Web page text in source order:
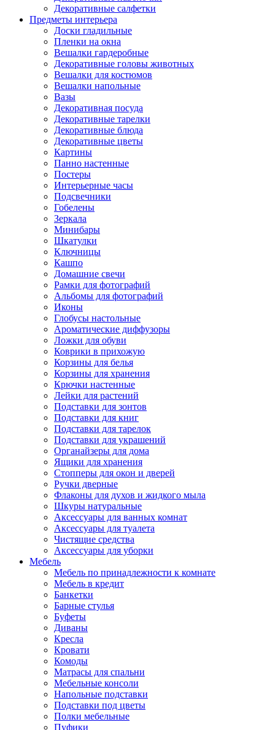
Декоративные салфетки
Предметы интерьера
Доски гладильные
Пленки на окна
Вешалки гардеробные
Декоративные головы животных
Вешалки для костюмов
Вешалки напольные
Вазы
Декоративная посуда
Декоративные тарелки
Декоративные блюда
Декоративные цветы
Картины
Панно настенные
Постеры
Интерьерные часы
Подсвечники
Гобелены
Зеркала
Минибары
Шкатулки
Ключницы
Кашпо
Домашние свечи
Рамки для фотографий
Альбомы для фотографий
Иконы
Глобусы настольные
Ароматические диффузоры
Ложки для обуви
Коврики в прихожую
Корзины для белья
Корзины для хранения
Крючки настенные
Лейки для растений
Подставки для зонтов
Подставки для книг
Подставки для тарелок
Подставки для украшений
Органайзеры для дома
Ящики для хранения
Стопперы для окон и дверей
Ручки дверные
Флаконы для духов и жидкого мыла
Шкуры натуральные
Аксессуары для ванных комнат
Аксессуары для туалета
Чистящие средства
Аксессуары для уборки
Мебель
Мебель по принадлежности к комнате
Мебель в кредит
Банкетки
Барные стулья
Буфеты
Диваны
Кресла
Кровати
Комоды
Матрасы для спальни
Мебельные консоли
Напольные подставки
Подставки под цветы
Полки мебельные
Пуфики